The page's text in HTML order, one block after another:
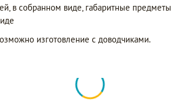
в собранном виде, габаритные предметы
изготовление с доводчиками.